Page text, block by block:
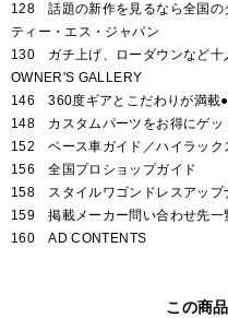
128 話題の新作を見るなら全国の
ティー・エス・ジャパン
130 ガチ上げ、ローダウンなど十
OWNER'S GALLERY
146 360度ギアとこだわりが満載
148 カスタムパーツをお得にゲッ
152 ベース車ガイド／ハイラック
156 全国プロショップガイド
158 スタイルワゴンドレスアップ
159 掲載メーカー問い合わせ先一
160 AD CONTENTS
この商